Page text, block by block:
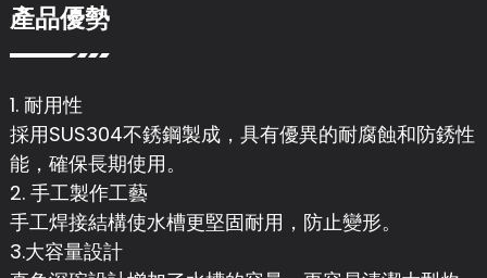
產品優勢
1. 耐用性
採用SUS304不銹鋼製成，具有優異的耐腐蝕和防銹性
能，確保長期使用。
2. 手工製作工藝
手工焊接結構使水槽更堅固耐用，防止變形。
3.大容量設計